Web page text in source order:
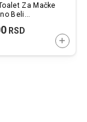
Za Mačke
Beli
RSD